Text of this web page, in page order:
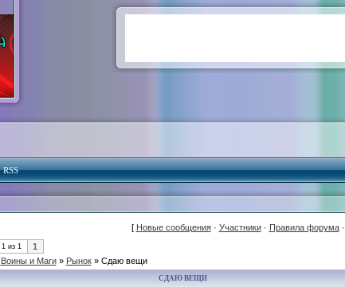
RSS
[ Новые сообщения· Участники· Правила форума·
1из 1
1
Воины и Маги» Рынок» Сдаю вещи
СДАЮ ВЕЩИ